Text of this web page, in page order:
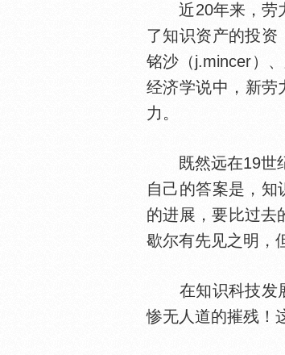
近20年来，劳力
了知识资产的投资
铭沙（j.mincer）
经济学说中，新劳
力。
既然远在19世纪
自己的答案是，知
的进展，要比过去
歇尔有先见之明，
在知识科技发
惨无人道的摧残！